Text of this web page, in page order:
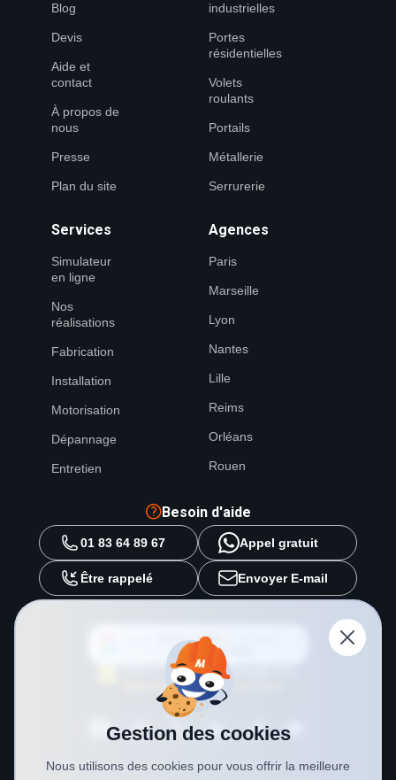
Blog
Devis
Aide et
contact
À propos de
nous
Presse
Plan du site
industrielles
Portes
résidentielles
Volets
roulants
Portails
Métallerie
Serrurerie
Services
Simulateur
en ligne
Nos
réalisations
Fabrication
Installation
Motorisation
Dépannage
Entretien
Agences
Paris
Marseille
Lyon
Nantes
Lille
Reims
Orléans
Rouen
Besoin d'aide
01 83 64 89 67 Appel gratuit
Être rappelé Envoyer E-mail
METAL 2000
source préférée surGoogle
Gestion des cookies
Nous utilisons des cookies pour vous offrir la meilleure